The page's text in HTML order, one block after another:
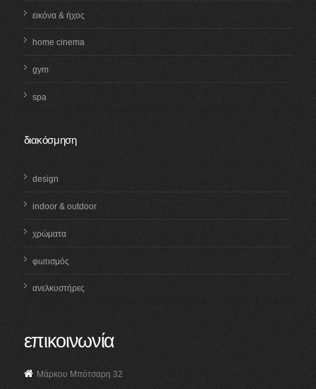
εικόνα & ήχος
home cinema
gym
spa
διακόσμηση
design
indoor & outdoor
χρώματα
φωτισμός
ανελκυστήρες
επικοινωνία
Μάρκου Μπότσαρη 32